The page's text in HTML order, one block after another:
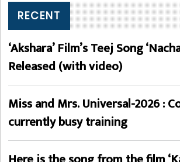
RECENT
‘Akshara’ Film’s Teej Song
Released (with video)
Miss and Mrs. Universal-2026 :
currently busy training